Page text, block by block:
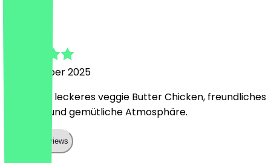
6 December 2025
Sehr, sehr leckeres veggie Butter Chicken, freundliches
Personal und gemütliche Atmosphäre.
Show all reviews